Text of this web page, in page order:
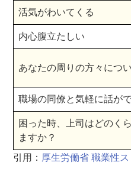
活気がわいてくる
内心腹立たしい
あなたの周りの方々につ
職場の同僚と気軽に話が
困った時、上司はどのく
ますか？
引用： 厚生労働省 職業性